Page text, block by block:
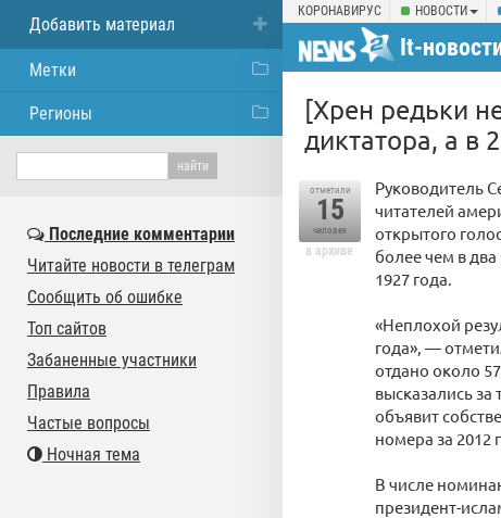
КОРОНАВИРУС НОВОСТИ
It-
[Хрен редьки
диктатора, а в
отметили
15
человек
в архиве
Руководитель
читателей
открытого
более чем в
1927 года.
«Неплохой
года», —
отдано около
высказались
объявит
номера за 2012
В числе
президент-
Добавить материал
Метки
Регионы
Последние комментарии
Читайте новости в телеграм
Сообщить об ошибке
Топ сайтов
Забаненные участники
Правила
Частые вопросы
Ночная тема